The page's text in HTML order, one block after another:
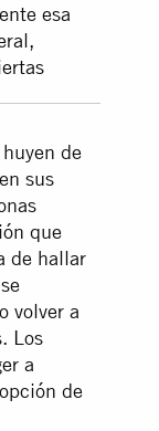
esa
huyen de
sus
que
de hallar
volver a
Los
a
de